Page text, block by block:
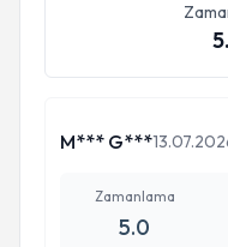
M*** G***
Zamanlama
5.0